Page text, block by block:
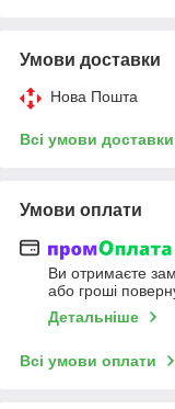
Умови доставки
Нова Пошта
Всі умови доставки
Умови оплати
Ви отримаєте
або гроші
Детальніше
Всі умови оплати